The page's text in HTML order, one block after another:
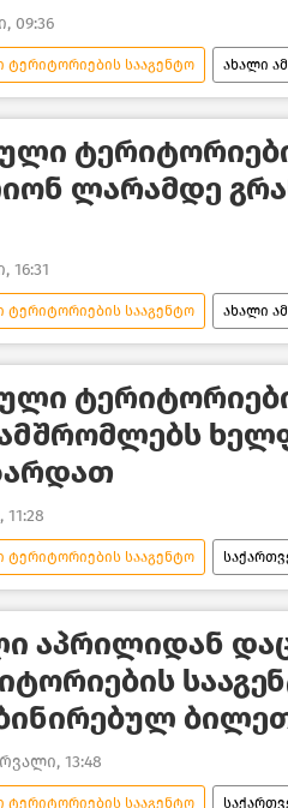
09:36
ტერიტორიების სააგენტო ახალი
დაცვა და ეკოლოგია
ეროვნული ადმინისტრაცია
ლარამდე
16:31
ტერიტორიების სააგენტო ახალი
დაცვა და ეკოლოგია
ტერიტორიების სააგენტო
დაცვისა და სოფლის მეურნეობის
აპრილიდან
13:48
ტერიტორიების სააგენტო